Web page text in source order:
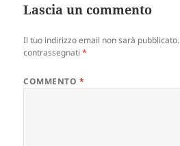
Lascia un commento
Il tuo indirizzo email non sarà pubblicato.
contrassegnati*
COMMENTO *